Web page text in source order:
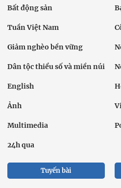
Bất động sản
Tuần Việt Nam
Giảm nghèo bền vững
Dân tộc thiểu số và miền núi
English
Ảnh
Multimedia
24h qua
Tuyến bài